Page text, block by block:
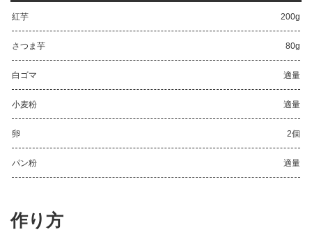
紅芋 200g
さつま芋 80g
白ゴマ 適量
小麦粉 適量
卵 2個
パン粉 適量
作り方